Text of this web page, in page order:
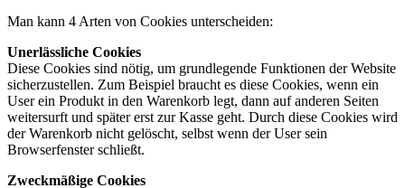
Man kann 4 Arten von Cookies unterscheiden:
Unerlässliche Cookies
Diese Cookies sind nötig, um grundlegende Funktionen der Website
sicherzustellen. Zum Beispiel braucht es diese Cookies, wenn ein
User ein Produkt in den Warenkorb legt, dann auf anderen Seiten
weitersurft und später erst zur Kasse geht. Durch diese Cookies wird
der Warenkorb nicht gelöscht, selbst wenn der User sein
Browserfenster schließt.
Zweckmäßige Cookies